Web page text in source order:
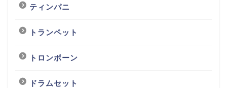
ティンパニ
トランペット
トロンボーン
ドラムセット